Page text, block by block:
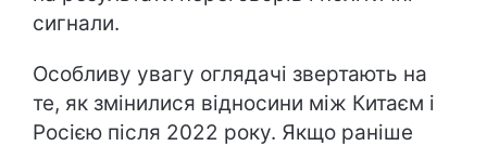
сигнали.
Особливу увагу оглядачі звертають на
те, як змінилися відносини між Китаєм і
Росією після 2022 року. Якщо раніше